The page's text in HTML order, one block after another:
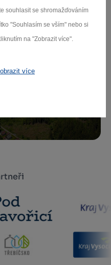
souhlasit se shromažďováním
"Souhlasím se vším" nebo si
na "Zobrazit více".
více
newsletteru
údajů.